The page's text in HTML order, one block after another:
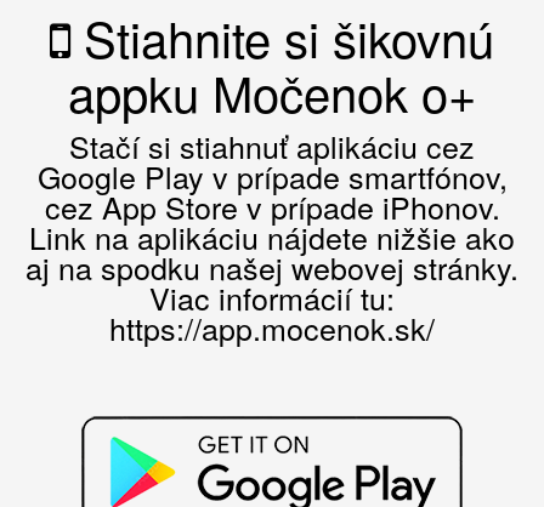
Stiahnite si šikovnú
appku Močenok o+
Stačí si stiahnuť aplikáciu cez
Google Play v prípade smartfónov,
cez App Store v prípade iPhonov.
Link na aplikáciu nájdete nižšie ako
aj na spodku našej webovej stránky.
Viac informácií tu:
https://app.mocenok.sk/